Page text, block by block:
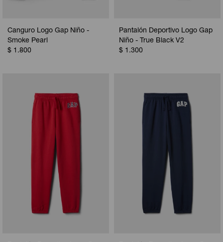
Canguro Logo Gap Niño -
Smoke Pearl
$ 1.800
Pantalón Deportivo Logo Gap
Niño - True Black V2
$ 1.300